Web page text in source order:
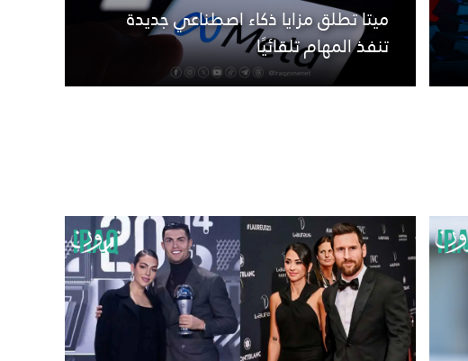
ميتا تطلق مزايا ذكاء اصطناعي جديدة
تنفذ المهام تلقائيًا